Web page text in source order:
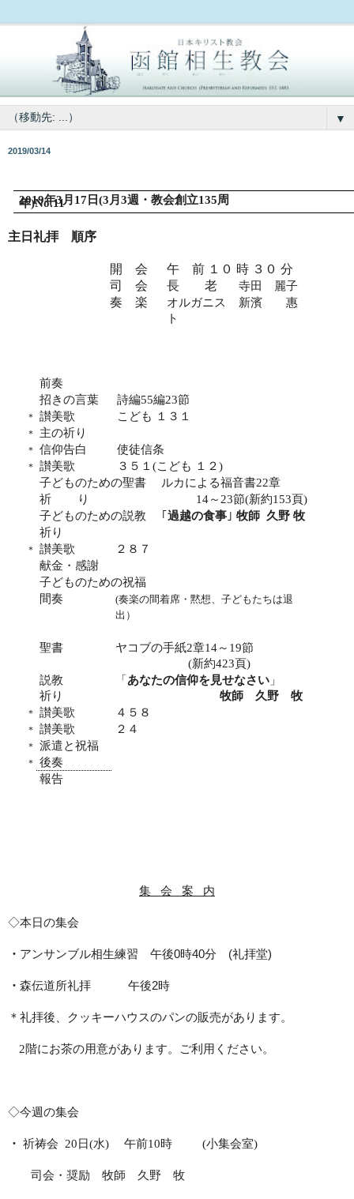
▼
2019/03/14
2019年3月 17 日(3 月3週・教会創立135周
年)No.11
主日礼拝 順序
開 会
午 前 １０ 時 ３０ 分
司 会
長 老 寺田 麗子
奏 楽
オルガニス
ト
新濱 惠
前奏
招きの言葉
詩編55編23節
＊ 讃美歌 こども １３１
＊ 主の祈り
＊ 信仰告白 使徒信条
＊ 讃美歌 ３５１ (こども １２)
子どものための聖書
ルカによる福音書22章
祈
り 14～ 23節(新約153頁)
子どものための説教
｢ 過越の食事｣ 牧師 久野 牧
祈り
＊ 讃美歌
２８７
献金・感謝
子どものための祝福
間奏
(奏楽の間着席・黙想、子どもたちは退
出）
聖書 ヤコブの手紙2章14～ 19節
(新約423頁)
説教
祈り
「 あなたの信仰を見せなさい」
牧師 久野 牧
＊ 讃美歌 ４５８
＊ 讃美歌 ２４
＊ 派遣と祝福
＊ 後奏
報告
集 会 案 内
◇本日の集会
・ アンサンブル相生練習 午後0時40分 (礼拝堂)
・ 森伝道所礼拝 午後2時
＊礼拝後、 クッキーハウスのパンの販売があります。
2階にお茶の用意があります。ご利用ください。
◇今週の集会
・ 祈祷会 20 日(水) 午前10時 (小集会室)
司会・奨励 牧師 久野 牧